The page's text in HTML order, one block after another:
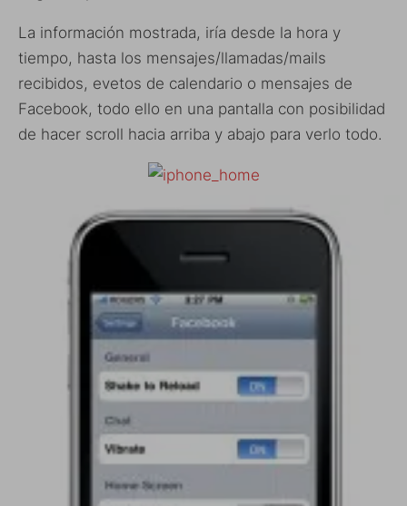
La información mostrada, iría desde la hora y
tiempo, hasta los mensajes/llamadas/mails
recibidos, evetos de calendario o mensajes de
Facebook, todo ello en una pantalla con posibilidad
de hacer scroll hacia arriba y abajo para verlo todo.